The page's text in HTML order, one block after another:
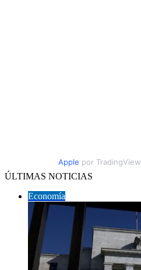
Apple por TradingView
ÚLTIMAS NOTICIAS
Economía